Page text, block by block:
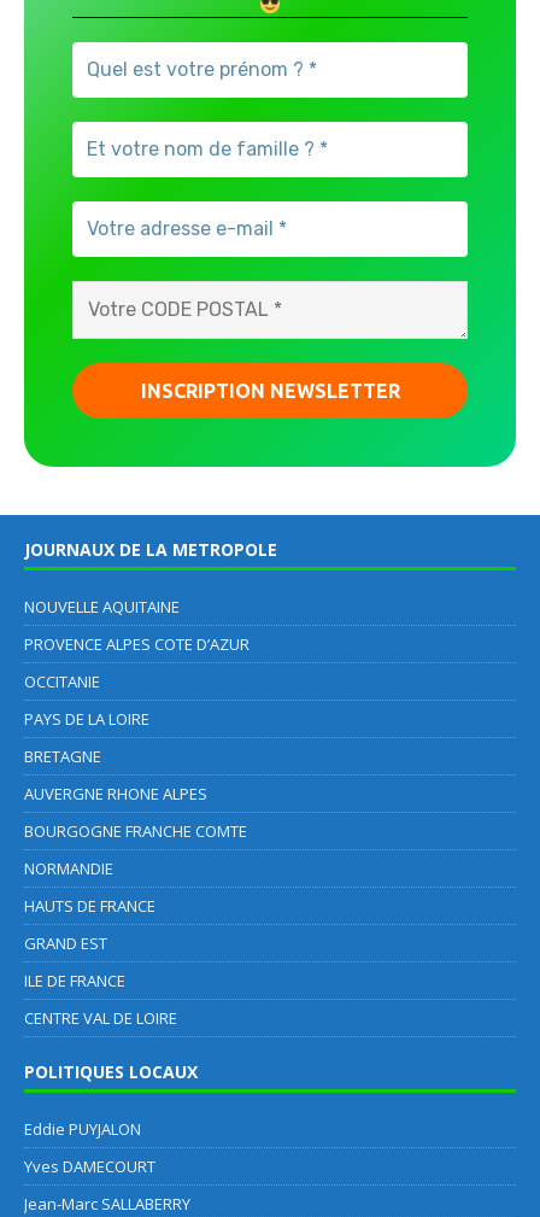
JOURNAUX DE LA METROPOLE
NOUVELLE AQUITAINE
PROVENCE ALPES COTE D’AZUR
OCCITANIE
PAYS DE LA LOIRE
BRETAGNE
AUVERGNE RHONE ALPES
BOURGOGNE FRANCHE COMTE
NORMANDIE
HAUTS DE FRANCE
GRAND EST
ILE DE FRANCE
CENTRE VAL DE LOIRE
POLITIQUES LOCAUX
Eddie PUYJALON
Yves DAMECOURT
Jean-Marc SALLABERRY